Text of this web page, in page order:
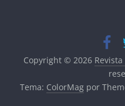
Copyright © 2026
Tema: ColorMagpor